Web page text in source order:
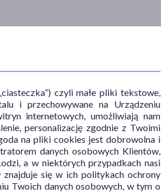
czyli małe pliki tekstowe,
i przechowywane na Urządzeniu
internetowych, umożliwiają nam
personalizację zgodnie z Twoimi
na pliki cookies jest dobrowolna i
danych osobowych Klientów,
a w niektórych przypadkach nasi
się w ich politykach ochrony
Twoich danych osobowych, w tym o